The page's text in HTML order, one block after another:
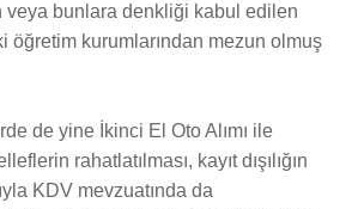
veya bunlara denkliği kabul edilen
öğretim kurumlarından mezun olmuş
de yine İkinci El Oto Alımı ile
rahatlatılması, kayıt dışılığın
KDV mevzuatında da